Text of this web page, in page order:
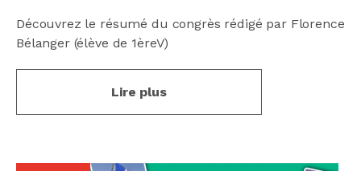
Découvrez le résumé du congrès rédigé par Florence
Bélanger (élève de 1èreV)
Lire plus